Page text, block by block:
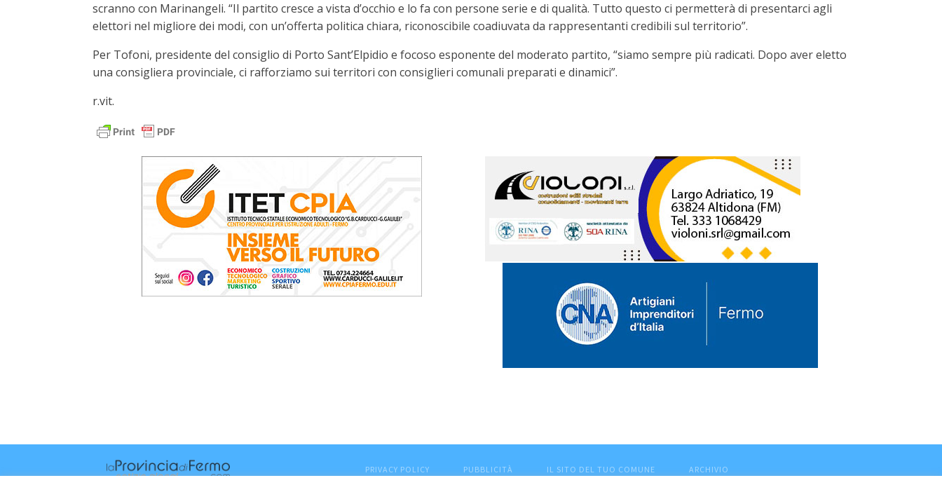
scranno con Marinangeli. “Il partito cresce a vista d’occhio e lo fa con persone serie e di qualità. Tutto questo ci permetterà di presentarci agli
elettori nel migliore dei modi, con un’offerta politica chiara, riconoscibile coadiuvata da rappresentanti credibili sul territorio”.
Per Tofoni, presidente del consiglio di Porto Sant’Elpidio e focoso esponente del moderato partito, “siamo sempre più radicati. Dopo aver eletto
una consigliera provinciale, ci rafforziamo sui territori con consiglieri comunali preparati e dinamici”.
r.vit.
PRIVACY POLICY PUBBLICITÀ IL SITO DEL TUO COMUNE ARCHIVIO